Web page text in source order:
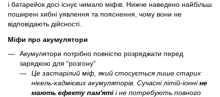
і батарейок досі існує чимало міфів. Нижче наведено найбільш
поширені хибні уявлення та пояснення, чому вони не
відповідають дійсності.
Міфи про акумулятори
Акумулятори потрібно повністю розряджати перед
зарядкою для “розгону”
Це застарілий міф, який стосується лише старих
нікель-кадмієвих акумуляторів. Сучасні літій-іонніне
мають ефекту пам'яті і не потребують повного